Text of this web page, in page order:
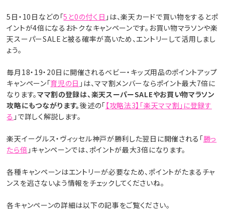
5日・10日などの「5と0の付く日 」は、楽天カードで買い物をするとポ
イントが4倍になるおトクなキャンペーンです。お買い物マラソンや楽
天スーパーSALEと被る確率が高いため、エントリーして活用しまし
ょう。
毎月18・19・20日に開催されるベビー・キッズ用品のポイントアップ
キャンペーン「育児の日 」は、ママ割メンバーならポイント最大7倍に
なります。ママ割の登録は、楽天スーパーSALEやお買い物マラソン
攻略にもつながります。後述の「【攻略法3】「楽天ママ割」に登録す
る 」で詳しく解説します。
楽天イーグルス・ヴィッセル神戸が勝利した翌日に開催される「勝っ
たら倍 」キャンペーンでは、ポイントが最大3倍になります。
各種キャンペーンはエントリーが必要なため、ポイントがたまるチャ
ンスを逃さないよう情報をチェックしてくださいね。
各キャンペーンの詳細は以下の記事をご覧ください。